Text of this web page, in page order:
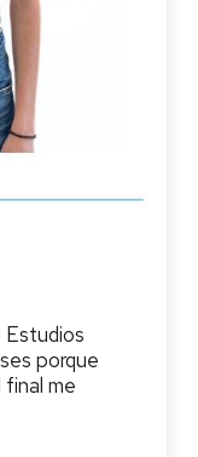
Estudios
porque
final me